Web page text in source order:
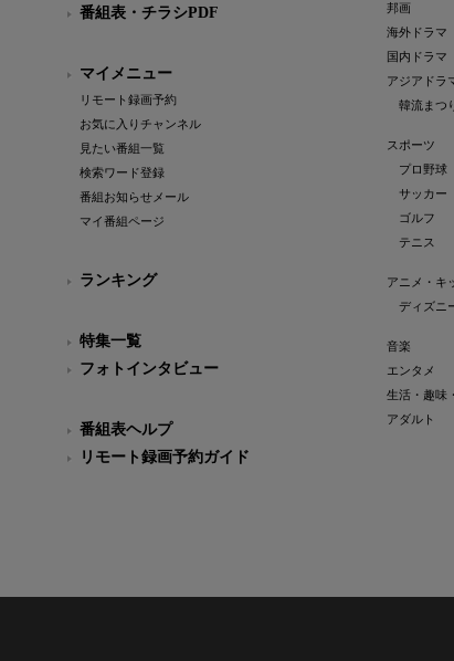
番組表・チラシPDF
マイメニュー
リモート録画予約
お気に入りチャンネル
見たい番組一覧
検索ワード登録
番組お知らせメール
マイ番組ページ
ランキング
特集一覧
フォトインタビュー
番組表ヘルプ
リモート録画予約ガイド
邦画
海外ドラマ
国内ドラマ
アジアドラ
韓流まつり
スポーツ
プロ野球
サッカー
ゴルフ
テニス
アニメ・キ
ディズニ
音楽
エンタメ
生活・趣味
アダルト